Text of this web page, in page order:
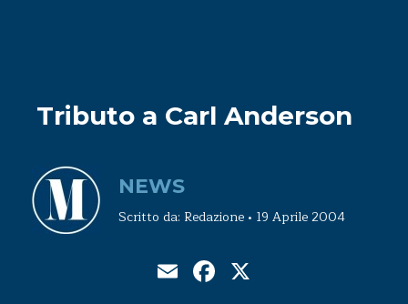
Tributo a Carl Anderson
NEWS
Scritto da: Redazione • 19 Aprile 2004
EmailFacebook